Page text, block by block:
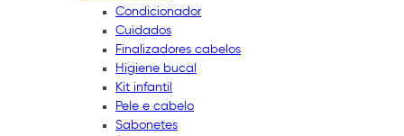
Condicionador
Cuidados
Finalizadores cabelos
Higiene bucal
Kit infantil
Pele e cabelo
Sabonetes